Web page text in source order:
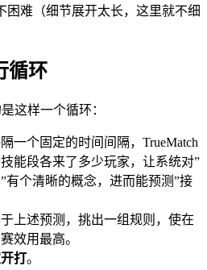
困难（细节展开太长，这里就不细
循环
这样一个循环：
一个固定的时间间隔，TrueMatch
能段各来了多少玩家，让系统对”
有个清晰的概念，进而能预测”接
于上述预测，挑出一组规则，使在
效用最高。
打。